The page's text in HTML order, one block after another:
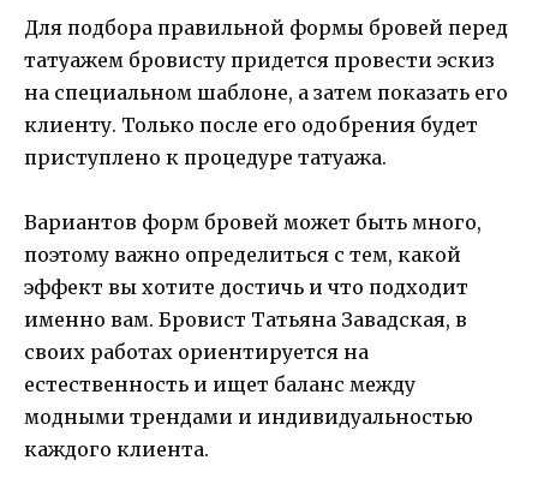
Для подбора правильной формы бровей перед
татуажем бровисту придется провести эскиз
на специальном шаблоне, а затем показать его
клиенту. Только после его одобрения будет
приступлено к процедуре татуажа.
Вариантов форм бровей может быть много,
поэтому важно определиться с тем, какой
эффект вы хотите достичь и что подходит
именно вам. Бровист Татьяна Завадская, в
своих работах ориентируется на
естественность и ищет баланс между
модными трендами и индивидуальностью
каждого клиента.